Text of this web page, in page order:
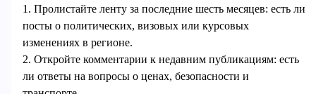
1. Пролистайте ленту за последние шесть месяцев: есть ли
посты о политических, визовых или курсовых
изменениях в регионе.
2. Откройте комментарии к недавним публикациям: есть
ли ответы на вопросы о ценах, безопасности и